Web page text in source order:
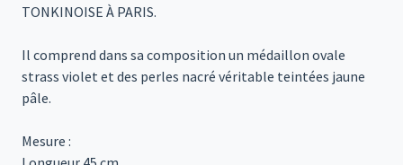
TONKINOISE À PARIS.
Il comprend dans sa composition un médaillon ovale
strass violet et des perles nacré véritable teintées jaune
pâle.
Mesure :